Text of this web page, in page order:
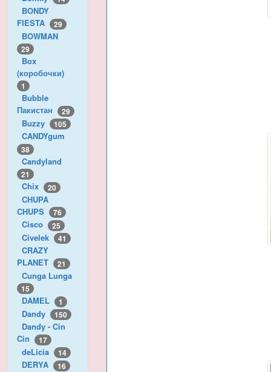
BONDY
FIESTA
29
BOWMAN
29
Box
(коробочки)
1
Bubble
Пакистан
29
Buzzy 105
CANDYgum
38
Candyland
21
Chix 20
CHUPA
CHUPS
76
Cisco 25
Civelek 41
CRAZY
PLANET
21
Cunga Lunga
15
DAMEL 1
Dandy 150
Dandy - Cin
Cin
17
deLicia 14
DERYA 16